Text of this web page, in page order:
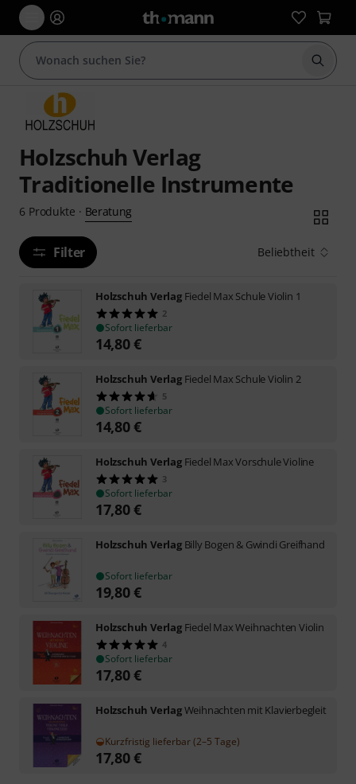
Suche
Holzschuh Verlag
Traditionelle Instrumente
6 Produkte · Beratung
Filter Beliebtheit
Holzschuh Verlag Fiedel Max Schule Violin 1
2
Sofort lieferbar
14,80€
Holzschuh Verlag Fiedel Max Schule Violin 2
5
Sofort lieferbar
14,80€
Holzschuh Verlag Fiedel Max Vorschule Violine
3
Sofort lieferbar
17,80€
Holzschuh Verlag Billy Bogen & Gwindi Greifhand
Sofort lieferbar
19,80€
Holzschuh Verlag Fiedel Max Weihnachten Violin
4
Sofort lieferbar
17,80€
Holzschuh VerlagWeihnachten mit Klavierbegleit
Kurzfristig lieferbar (2–5 Tage)
17,80€